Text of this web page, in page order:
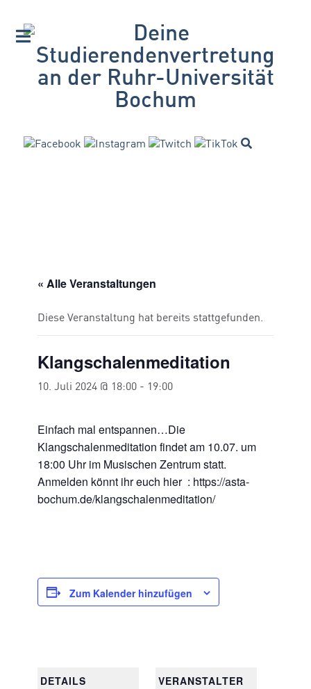
« Alle Veranstaltungen
Diese Veranstaltung hat bereits stattgefunden.
Klangschalenmeditation
10. Juli 2024 @ 18:00 - 19:00
Einfach mal entspannen…Die
Klangschalenmeditation findet am 10.07. um
18:00 Uhr im Musischen Zentrum statt.
Anmelden könnt ihr euch hier : https://asta-
bochum.de/klangschalenmeditation/
Zum Kalender hinzufügen
DETAILS
VERANSTALTER